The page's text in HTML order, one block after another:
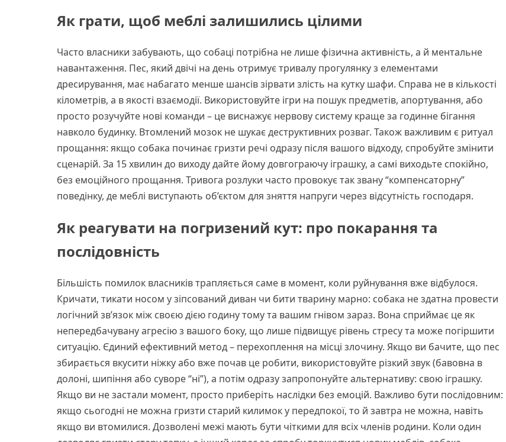
Як грати, щоб меблі залишились цілими
Часто власники забувають, що собаці потрібна не лише фізична активність, а й ментальне
навантаження. Пес, який двічі на день отримує тривалу прогулянку з елементами
дресирування, має набагато менше шансів зірвати злість на кутку шафи. Справа не в кількості
кілометрів, а в якості взаємодії. Використовуйте ігри на пошук предметів, апортування, або
просто розучуйте нові команди – це виснажує нервову систему краще за годинне бігання
навколо будинку. Втомлений мозок не шукає деструктивних розваг. Також важливим є ритуал
прощання: якщо собака починає гризти речі одразу після вашого відходу, спробуйте змінити
сценарій. За 15 хвилин до виходу дайте йому довгограючу іграшку, а самі виходьте спокійно,
без емоційного прощання. Тривога розлуки часто провокує так звану “компенсаторну”
поведінку, де меблі виступають об’єктом для зняття напруги через відсутність господаря.
Як реагувати на погризений кут: про покарання та
послідовність
Більшість помилок власників трапляється саме в момент, коли руйнування вже відбулося.
Кричати, тикати носом у зіпсований диван чи бити тварину марно: собака не здатна провести
логічний зв’язок між своєю дією годину тому та вашим гнівом зараз. Вона сприймає це як
непередбачувану агресію з вашого боку, що лише підвищує рівень стресу та може погіршити
ситуацію. Єдиний ефективний метод – перехоплення на місці злочину. Якщо ви бачите, що пес
збирається вкусити ніжку або вже почав це робити, використовуйте різкий звук (бавовна в
долоні, шипіння або суворе “ні”), а потім одразу запропонуйте альтернативу: свою іграшку.
Якщо ви не застали момент, просто приберіть наслідки без емоцій. Важливо бути послідовним:
якщо сьогодні не можна гризти старий килимок у передпокої, то й завтра не можна, навіть
якщо ви втомилися. Дозволені межі мають бути чіткими для всіх членів родини. Коли один